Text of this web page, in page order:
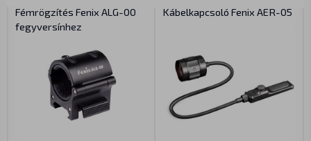
Fémrögzítés Fenix ALG-00
fegyversínhez
Kábelkapcsoló Fenix AER-05